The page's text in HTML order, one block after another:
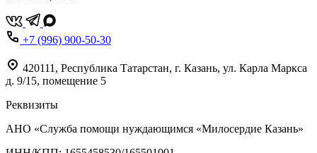
+7 (996) 900-50-30
420111 , Республика Татарстан, г. Казань, ул. Карла Маркса
д. 9/15, помещение 5
Реквизиты
АНО «Служба помощи нуждающимся «Милосердие Казань»